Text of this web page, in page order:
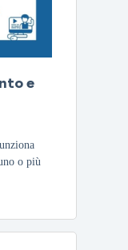
e
o più